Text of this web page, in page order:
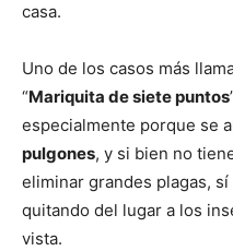
casa.
Uno de los casos más
“Mariquita de siete puntos
especialmente porque se
pulgones, y si bien no
eliminar grandes plagas,
quitando del lugar a los
vista.